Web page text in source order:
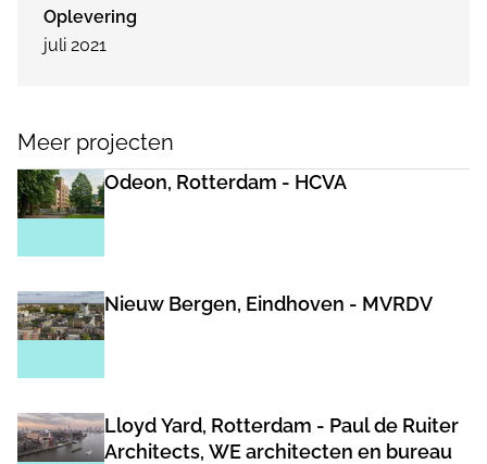
Oplevering
juli 2021
Meer projecten
Odeon, Rotterdam - HCVA
Nieuw Bergen, Eindhoven - MVRDV
Lloyd Yard, Rotterdam - Paul de Ruiter
Architects, WE architecten en bureau